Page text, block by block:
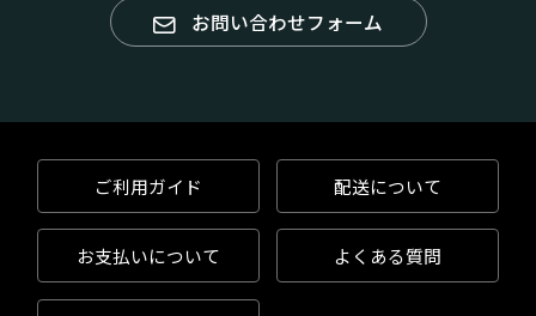
お問い合わせフォーム
ご利用ガイド 配送について
お支払いについて よくある質問